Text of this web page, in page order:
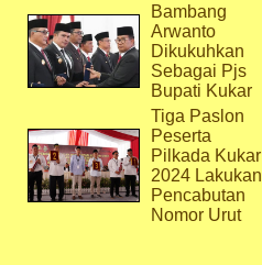
Bambang
Arwanto
Dikukuhkan
Sebagai Pjs
Bupati Kukar
Tiga Paslon
Peserta
Pilkada Kukar
2024 Lakukan
Pencabutan
Nomor Urut